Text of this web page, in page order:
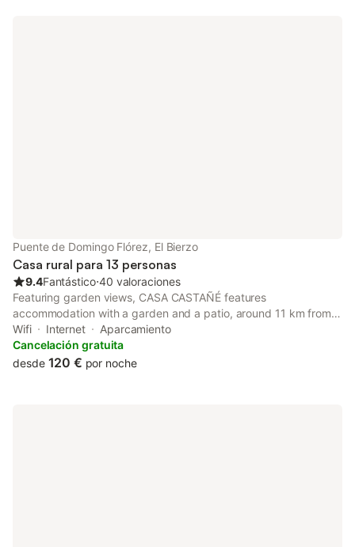
Puente de Domingo Flórez, El Bierzo
Casa rural para 13 personas
9.4Fantástico⋅40 valoraciones
Featuring garden views, CASA CASTAÑÉ features
accommodation with a garden and a patio, around 11 km from
Las Médulas Roman Mines. This property offers access to a
terrace, free private parking and free WiFi.
Wifi Internet
Aparcamiento
Cancelación gratuita
desde 120 € por noche